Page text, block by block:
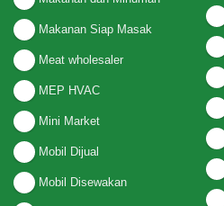
Makanan Siap Masak
Meat wholesaler
MEP HVAC
Mini Market
Mobil Dijual
Mobil Disewakan